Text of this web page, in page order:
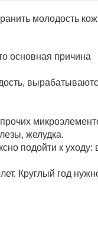
молодость
основная причина
желудка.
подойти к уходу:
Круглый год